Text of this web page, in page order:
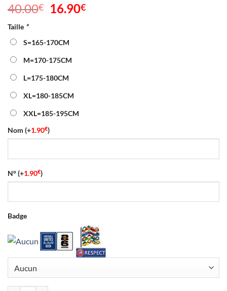
40.00€
Le
était :
40.00€.
16.90€
Taille *
S=165-170CM
M=170-175CM
L=175-180CM
XL=180-185CM
XXL=185-195CM
Nom (+1.90€)
N°(+1.90€)
Badge